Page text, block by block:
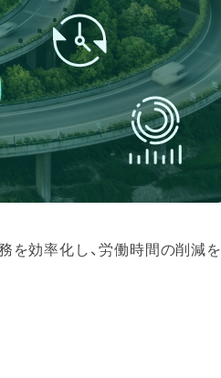
を効率化し、労働時間の削減を